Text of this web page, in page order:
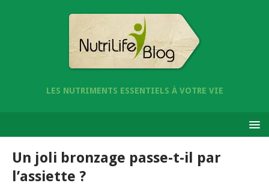
LES NUTRIMENTS ESSENTIELS À VOTRE VIE
Un joli bronzage passe-t-il par
l’assiette ?